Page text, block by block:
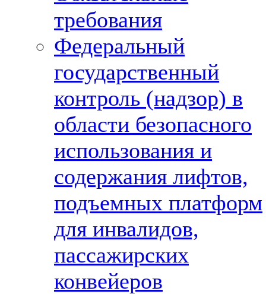
требования
Федеральный
государственный
контроль (надзор) в
области безопасного
использования и
содержания лифтов,
подъемных платформ
для инвалидов,
пассажирских
конвейеров